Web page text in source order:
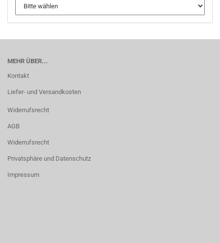
MEHR ÜBER...
Kontakt
Liefer- und Versandkosten
Widerrufsrecht
AGB
Widerrufsrecht
Privatsphäre und Datenschutz
Impressum